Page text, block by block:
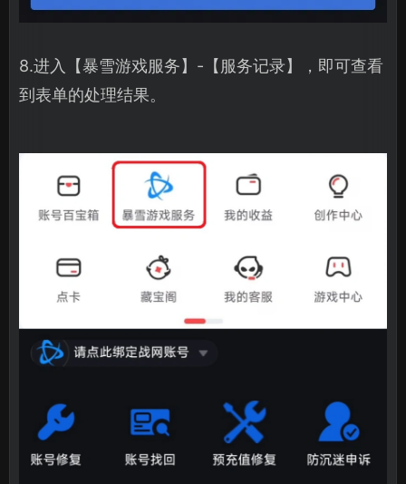
8.进入【暴雪游戏服务】-【服务记录】，即可查看
到表单的处理结果。